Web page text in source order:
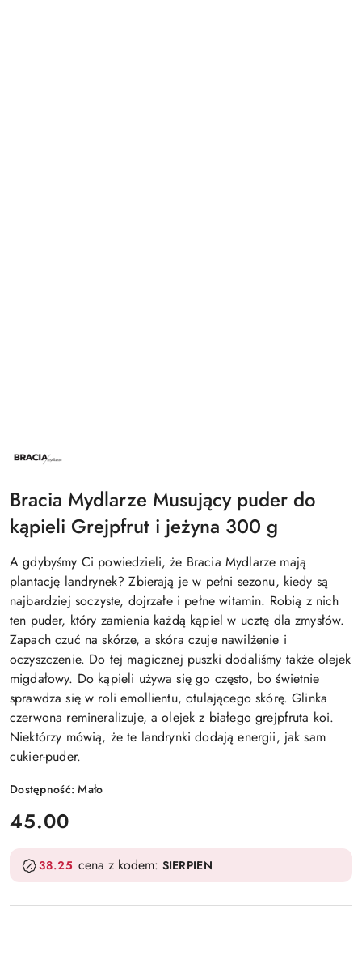
NAZWA
PRODUCENTA:
Bracia Mydlarze Musujący puder do
kąpieli Grejpfrut i jeżyna 300 g
A gdybyśmy Ci powiedzieli, że Bracia Mydlarze mają
plantację landrynek? Zbierają je w pełni sezonu, kiedy są
najbardziej soczyste, dojrzałe i pełne witamin. Robią z nich
ten puder, który zamienia każdą kąpiel w ucztę dla zmysłów.
Zapach czuć na skórze, a skóra czuje nawilżenie i
oczyszczenie. Do tej magicznej puszki dodaliśmy także olejek
migdałowy. Do kąpieli używa się go często, bo świetnie
sprawdza się w roli emollientu, otulającego skórę. Glinka
czerwona remineralizuje, a olejek z białego grejpfruta koi.
Niektórzy mówią, że te landrynki dodają energii, jak sam
cukier-puder.
Dostępność:Mało
cena:
45.00
38.25 cena z kodem: SIERPIEN